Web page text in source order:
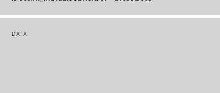
DATA